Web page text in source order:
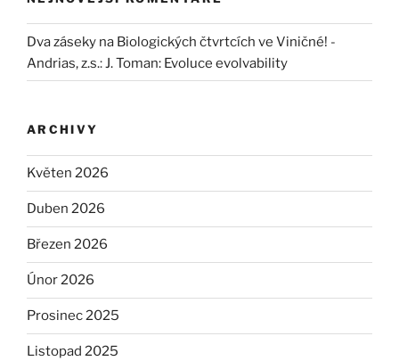
Dva záseky na Biologických čtvrtcích ve Viničné! -
Andrias, z.s.:J. Toman: Evoluce evolvability
ARCHIVY
Květen 2026
Duben 2026
Březen 2026
Únor 2026
Prosinec 2025
Listopad 2025